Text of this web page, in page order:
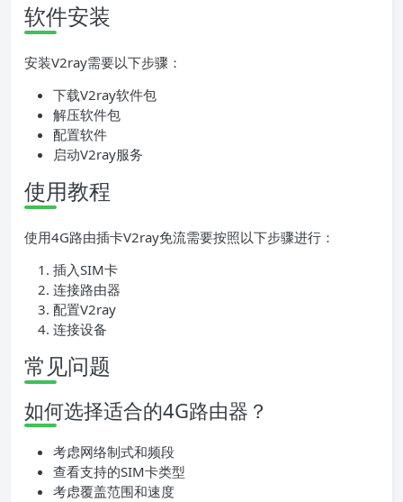
软件安装
安装V2ray需要以下步骤：
下载V2ray软件包
解压软件包
配置软件
启动V2ray服务
使用教程
使用4G路由插卡V2ray免流需要按照以下步骤进行：
插入SIM卡
连接路由器
配置V2ray
连接设备
常见问题
如何选择适合的4G路由器？
考虑网络制式和频段
查看支持的SIM卡类型
考虑覆盖范围和速度